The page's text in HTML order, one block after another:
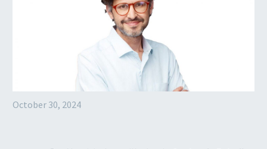
October 30, 2024